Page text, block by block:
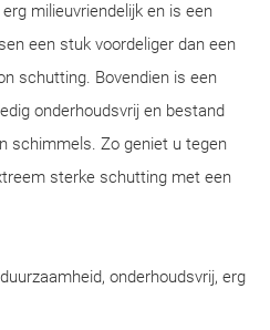
milieuvriendelijk en is een
een stuk voordeliger dan een
schutting. Bovendien is een
onderhoudsvrij en bestand
schimmels. Zo geniet u tegen
sterke schutting met een
onderhoudsvrij, erg